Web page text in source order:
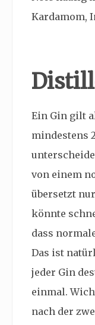
Kardamom,
Ein Gin gilt
mindestens
von einem
übersetzt
könnte
dass
Das ist
jeder Gin
einmal.
nach der